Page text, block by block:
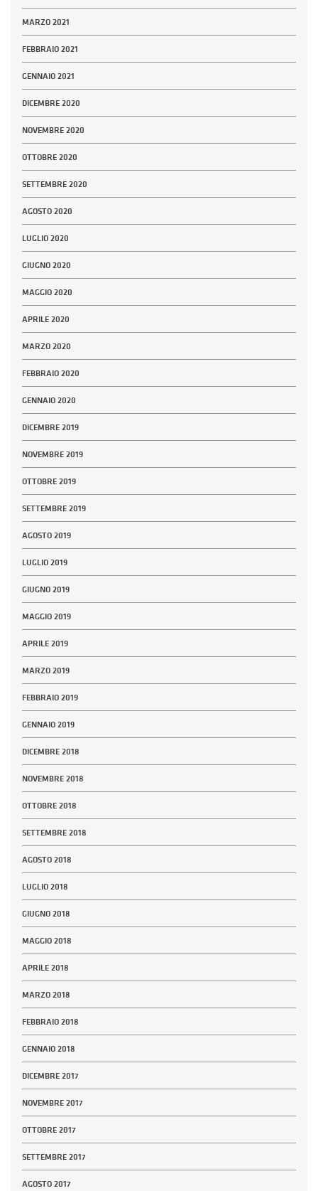
MARZO 2021
FEBBRAIO 2021
GENNAIO 2021
DICEMBRE 2020
NOVEMBRE 2020
OTTOBRE 2020
SETTEMBRE 2020
AGOSTO 2020
LUGLIO 2020
GIUGNO 2020
MAGGIO 2020
APRILE 2020
MARZO 2020
FEBBRAIO 2020
GENNAIO 2020
DICEMBRE 2019
NOVEMBRE 2019
OTTOBRE 2019
SETTEMBRE 2019
AGOSTO 2019
LUGLIO 2019
GIUGNO 2019
MAGGIO 2019
APRILE 2019
MARZO 2019
FEBBRAIO 2019
GENNAIO 2019
DICEMBRE 2018
NOVEMBRE 2018
OTTOBRE 2018
SETTEMBRE 2018
AGOSTO 2018
LUGLIO 2018
GIUGNO 2018
MAGGIO 2018
APRILE 2018
MARZO 2018
FEBBRAIO 2018
GENNAIO 2018
DICEMBRE 2017
NOVEMBRE 2017
OTTOBRE 2017
SETTEMBRE 2017
AGOSTO 2017